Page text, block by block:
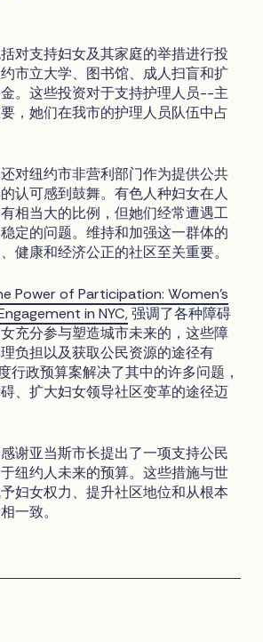
对支持妇女及其家庭的举措进行投
市立大学、图书馆、成人扫盲和扩
。这些投资对于支持护理人员--主
，她们在我市的护理人员队伍中占
对纽约市非营利部门作为提供公共
认可感到鼓舞。有色人种妇女在人
相当大的比例，但她们经常遭遇工
定的问题。维持和加强这一群体的
健康和经济公正的社区至关重要。
Power of Participation: Women’s
in NYC,强调了各种障碍
充分参与塑造城市未来的，这些障
负担以及获取公民资源的途径有
行政预算案解决了其中的许多问题，
、扩大妇女领导社区变革的途径迈
谢亚当斯市长提出了一项支持公民
纽约人未来的预算。这些措施与世
妇女权力、提升社区地位和从根本
一致。